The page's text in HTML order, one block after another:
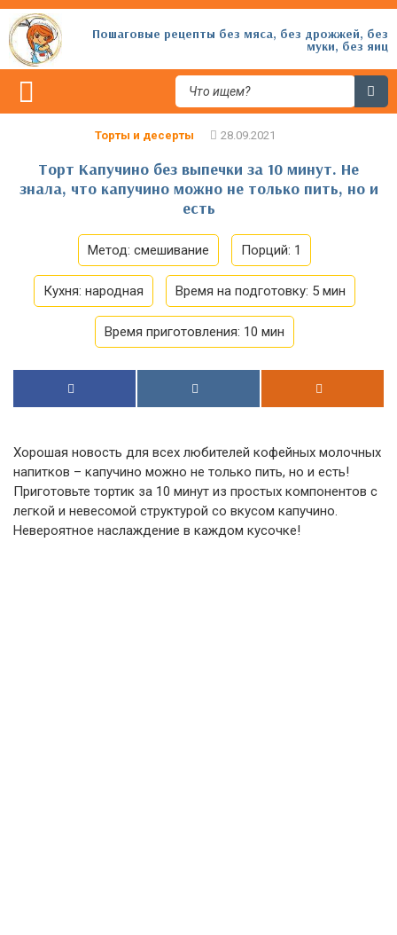
Пошаговые рецепты без мяса, без дрожжей, без
муки, без яиц
Торты и десерты
Торт Капучино без выпечки за 10 минут. Не
знала, что капучино можно не только пить, но и
есть
Метод: смешивание Порций: 1
Кухня: народная Время на подготовку: 5 мин
Время приготовления: 10 мин
Хорошая новость для всех любителей кофейных молочных
напитков – капучино можно не только пить, но и есть!
Приготовьте тортик за 10 минут из простых компонентов с
легкой и невесомой структурой со вкусом капучино.
Невероятное наслаждение в каждом кусочке!